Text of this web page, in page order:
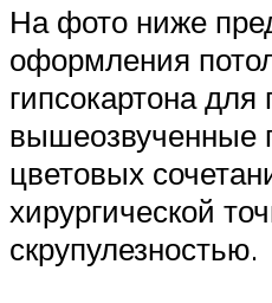
На фото ниже
оформления
гипсокартона для
вышеозвученные
цветовых
хирургической
скрупулезностью.